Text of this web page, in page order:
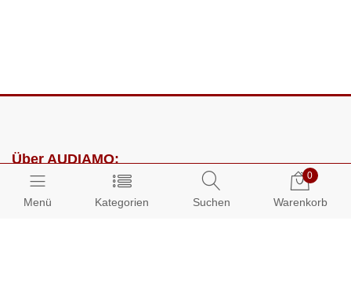
Menü Kategorien Suchen
0
Warenkorb
Über AUDIAMO:
Impressum